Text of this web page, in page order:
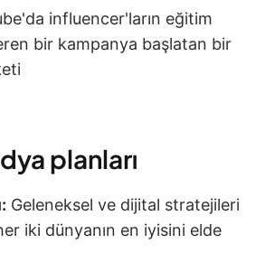
influencer'ların eğitim
bir kampanya başlatan bir
planları
Geleneksel ve dijital stratejileri
iki dünyanın en iyisini elde